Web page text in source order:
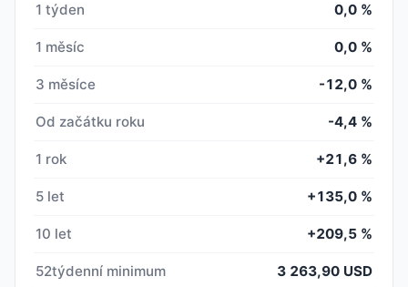
1 týden 0,0 %
1 měsíc 0,0 %
3 měsíce -12,0 %
Od začátku roku -4,4 %
1 rok +21,6 %
5 let +135,0 %
10 let +209,5 %
52týdenní minimum 3 263,90 USD